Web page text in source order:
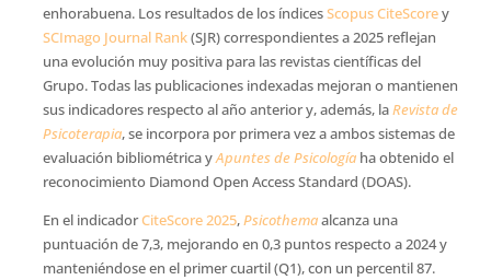
enhorabuena. Los resultados de los índicesScopus CiteScorey
SCImago Journal Rank(SJR) correspondientes a 2025 reflejan
una evolución muy positiva para las revistas científicas del
Grupo. Todas las publicaciones indexadas mejoran o mantienen
sus indicadores respecto al año anterior y, además, laRevista de
Psicoterapia, se incorpora por primera vez a ambos sistemas de
evaluación bibliométrica yApuntes de Psicología ha obtenido el
reconocimiento Diamond Open Access Standard (DOAS).
En el indicadorCiteScore 2025,Psicothemaalcanza una
puntuación de 7,3, mejorando en 0,3 puntos respecto a 2024 y
manteniéndose en el primer cuartil (Q1), con un percentil 87.